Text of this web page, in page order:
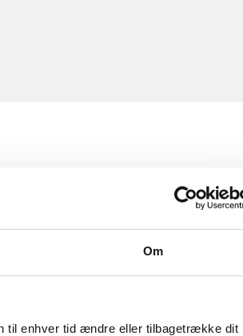
Om
til enhver tid ændre eller tilbagetrække dit